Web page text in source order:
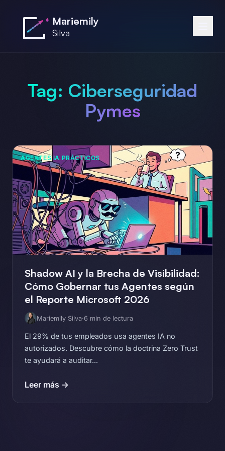
Mariemily
Silva
Tag: Ciberseguridad
Pymes
AGENTES IA PRÁCTICOS
Shadow AI y la Brecha de Visibilidad:
Cómo Gobernar tus Agentes según
el Reporte Microsoft 2026
Mariemily Silva·6 min de lectura
El 29% de tus empleados usa agentes IA no
autorizados. Descubre cómo la doctrina Zero Trust
te ayudará a auditar...
Leer más →